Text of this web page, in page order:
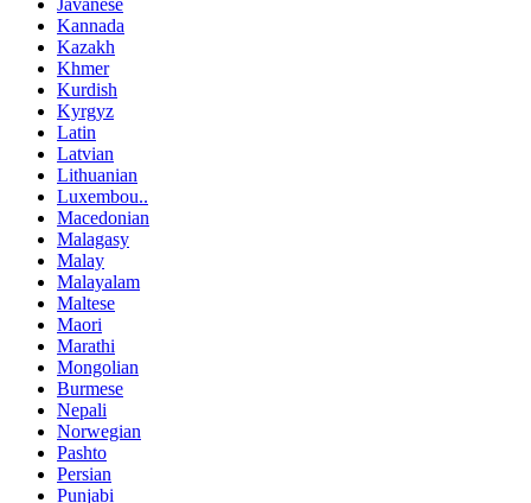
Kannada
Kazakh
Khmer
Kurdish
Kyrgyz
Latin
Latvian
Lithuanian
Luxembou..
Macedonian
Malagasy
Malay
Malayalam
Maltese
Maori
Marathi
Mongolian
Burmese
Nepali
Norwegian
Pashto
Persian
Punjabi